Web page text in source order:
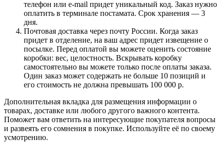
телефон или e-mail придет уникальный код. Заказ нужно
оплатить в терминале постамата. Срок хранения — 3
дня.
Почтовая доставка через почту России. Когда заказ
придет в отделение, на ваш адрес придет извещение о
посылке. Перед оплатой вы можете оценить состояние
коробки: вес, целостность. Вскрывать коробку
самостоятельно вы можете только после оплаты заказа.
Один заказ может содержать не больше 10 позиций и
его стоимость не должна превышать 100 000 р.
Дополнительная вкладка для размещения информации о
товарах, доставке или любого другого важного контента.
Поможет вам ответить на интересующие покупателя вопросы
и развеять его сомнения в покупке. Используйте её по своему
усмотрению.